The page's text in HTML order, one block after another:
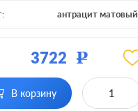
антрацит матовый
3722 Р
В корзину